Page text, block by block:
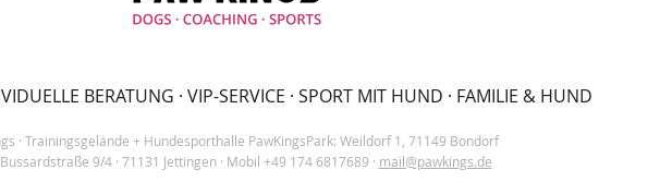
BERATUNG · VIP-SERVICE · SPORT MIT HUND · FAMILIE & HUND
· Trainingsgelände + Hundesporthalle PawKingsPark: Weildorf 1, 71149 Bondorf
9/4· 71131 Jettingen · Mobil +49 174 6817689 · mail@pawkings.de